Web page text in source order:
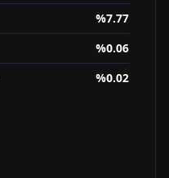
%7.77
%0.06
%0.02